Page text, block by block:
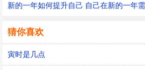
猜你喜欢
寅时是几点